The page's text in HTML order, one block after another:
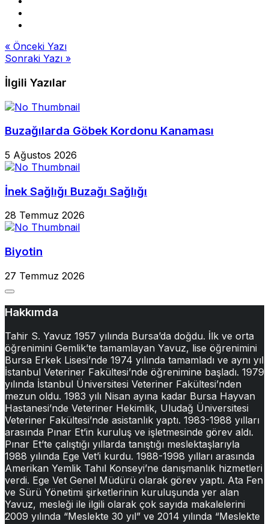
Yazı
gezinmesi
« Önceki Yazı
Sonraki Yazı »
İlgili Yazılar
Buzağılarda Göbek Kordonu Kanaması
5 Ağustos 2026
İnek Sağlığı Buzağı Sağlığı
28 Temmuz 2026
Biyotin
27 Temmuz 2026
Hakkımda
Tahir S. Yavuz 1957 yılında Bursa’da doğdu. İlk ve orta
öğrenimini Gemlik’te tamamlayan Yavuz, lise öğrenimini
Bursa Erkek Lisesi’nde 1974 yılında tamamladı ve aynı yıl
İstanbul Veteriner Fakültesi’nde öğrenimine başladı. 1979
yılında İstanbul Üniversitesi Veteriner Fakültesi’nden
mezun oldu. 1983 yılı Nisan ayına kadar Bursa Hayvan
Hastanesi’nde Veteriner Hekimlik, Uludağ Üniversitesi
Veteriner Fakültesi’nde asistanlık yaptı. 1983-1988 yılları
arasında Pınar Et’in kuruluş ve işletmesinde görev aldı.
Pınar Et’te çalıştığı yıllarda tanıştığı meslektaşlarıyla
1988 yılında Ege Vet’i kurdu. 1988-1998 yılları arasında
Amerikan Yemlik Tahıl Konseyi’ne danışmanlık hizmetleri
verdi. Ege Vet Genel Müdürü olarak görev yaptı. Ata Fen
ve Sürü Yönetimi şirketlerinin kuruluşunda yer alan
Yavuz, mesleği ile ilgili olarak çok sayıda makalelerini
2009 yılında “Meslekte 30 yıl” ve 2014 yılında “Meslekte